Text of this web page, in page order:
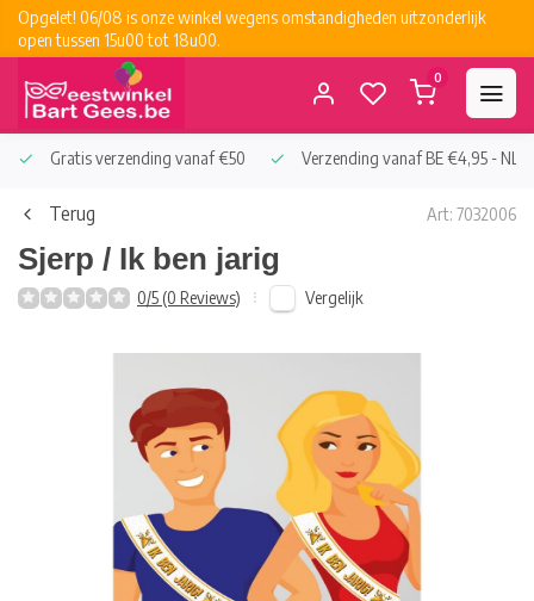
Opgelet! 06/08 is onze winkel wegens omstandigheden uitzonderlijk
open tussen 15u00 tot 18u00.
0
Gratis verzending vanaf €50 Verzending vanaf BE €4,95 - NL
Terug Art: 7032006
Sjerp / Ik ben jarig
0/5 (0 Reviews) Vergelijk